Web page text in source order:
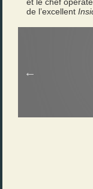
de l’excellent